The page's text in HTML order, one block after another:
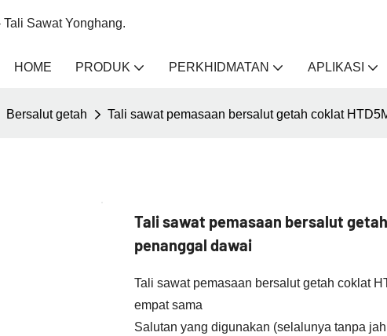
Sawat Yonghang.
HOME PRODUK PERKHIDMATAN APLIKASI
Bersalut getah Tali sawat pemasaan bersalut getah coklat
Tali sawat pemasaan bersalut
penanggal dawai
Tali sawat pemasaan bersalut getah coklat
empat sama
Salutan yang digunakan (selalunya tanpa